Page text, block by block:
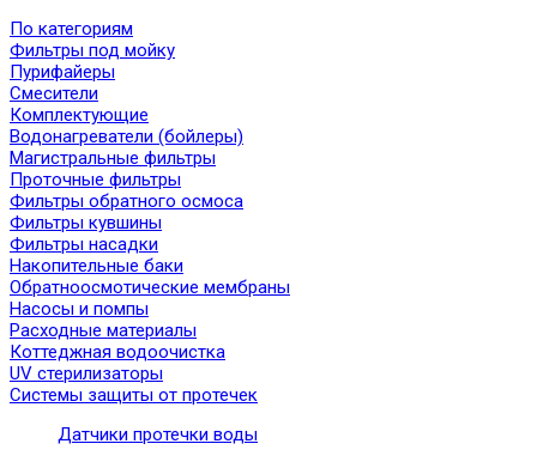
По категориям
Фильтры под мойку
Пурифайеры
Смесители
Комплектующие
Водонагреватели (бойлеры)
Магистральные фильтры
Проточные фильтры
Фильтры обратного осмоса
Фильтры кувшины
Фильтры насадки
Накопительные баки
Обратноосмотические мембраны
Насосы и помпы
Расходные материалы
Коттеджная водоочистка
UV стерилизаторы
Системы защиты от протечек
Датчики протечки воды